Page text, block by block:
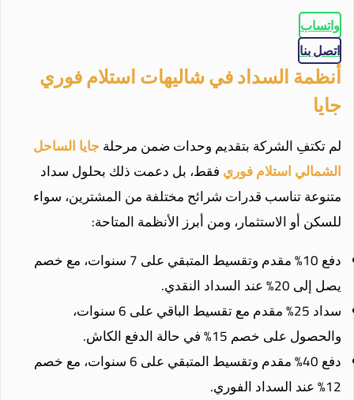
واتساب
اتصل بنا
أنظمة السداد في شاليهات استلام فوري
جايا
لم تكتفِ الشركة بتقديم وحدات ضمن مرحلةجايا الساحل
الشمالي استلام فوريفقط، بل دعمت ذلك بحلول سداد
متنوعة تناسب قدرات شرائح مختلفة من المشترين، سواء
للسكن أو الاستثمار، ومن أبرز الأنظمة المتاحة:
دفع 10% مقدم وتقسيط المتبقي على 7 سنوات، مع خصم
يصل إلى 20% عند السداد النقدي.
سداد 25% مقدم مع تقسيط الباقي على 6 سنوات،
والحصول على خصم 15% في حالة الدفع الكاش.
دفع 40% مقدم وتقسيط المتبقي على 6 سنوات، مع خصم
12% عند السداد الفوري.